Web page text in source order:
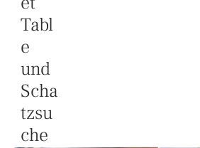
Tabl
e
und
Scha
tzsu
che